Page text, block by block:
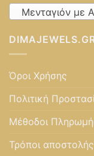
Μενταγιόν με
Όροι Χρήσης
Πολιτική
Μέθοδοι
Τρόποι